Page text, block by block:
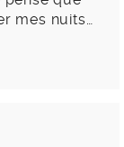
mes nuits…